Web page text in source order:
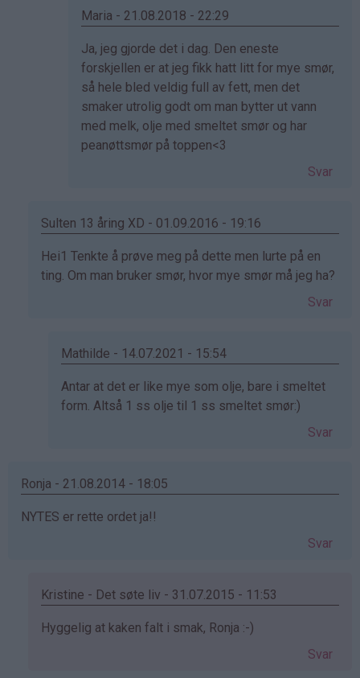
marte
bekreftet)
Maria - 21.08.2018 - 22:29
Som
svar
på
av
marte
(ikke
Ja, jeg gjorde det i dag. Den eneste
forskjellen er at jeg fikk hatt litt for mye smør,
så hele bled veldig full av fett, men det
smaker utrolig godt om man bytter ut vann
med melk, olje med smeltet smør og har
peanøttsmør på toppen<3
Svar
Sulten 13 åring XD - 01.09.2016 - 19:16
Som
svar
bekreftet)
Hei1 Tenkte å prøve meg på dette men lurte på en
ting. Om man bruker smør, hvor mye smør må jeg ha?
Svar
Mathilde - 14.07.2021 - 15:54
Som
svar
13
XD
Antar at det er like mye som olje, bare i smeltet
form. Altså 1 ss olje til 1 ss smeltet smør:)
Svar
Ronja - 21.08.2014 - 18:05
NYTES er rette ordet ja!!
Svar
Kristine - Det søte liv - 31.07.2015 - 11:53
Som
Hyggelig at kaken falt i smak, Ronja :-)
Svar